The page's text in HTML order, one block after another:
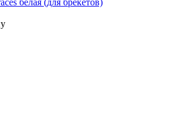
белая (для брекетов)